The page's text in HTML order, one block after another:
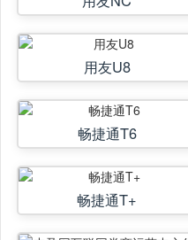
用友U8
畅捷通T6
畅捷通T+